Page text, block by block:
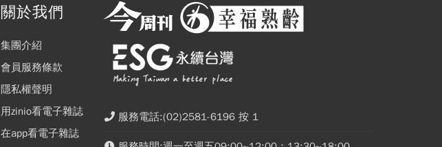
關於我們
集團介紹
會員服務條款
隱私權聲明
用zinio看電子雜誌
在app看電子雜誌
服務電話:(02)2581-6196 按 1